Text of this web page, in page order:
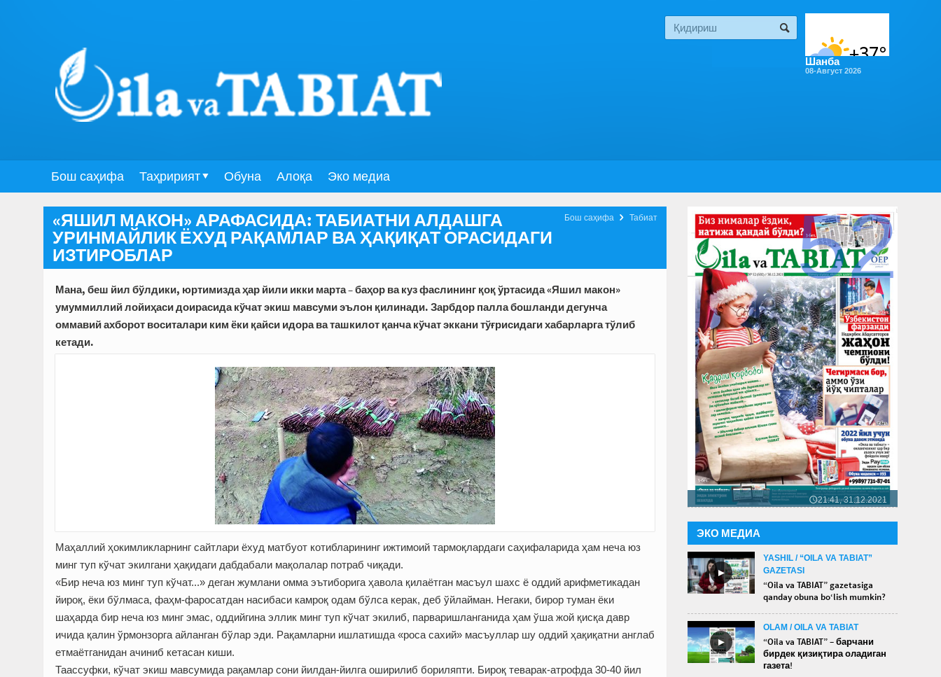
Шанба
08-Август 2026
Бош саҳифа Таҳририят Обуна Алоқа Эко медиа
Табиат

Бош саҳифа
«ЯШИЛ МАКОН» АРАФАСИДА: ТАБИАТНИ АЛДАШГА
УРИНМАЙЛИК ЁХУД РАҚАМЛАР ВА ҲАҚИҚАТ ОРАСИДАГИ
ИЗТИРОБЛАР
Мана, беш йил бўлдики, юртимизда ҳар йили икки марта – баҳор ва куз фаслининг қоқ ўртасида «Яшил макон»
умуммиллий лойиҳаси доирасида кўчат экиш мавсуми эълон қилинади. Зарбдор палла бошланди дегунча
оммавий ахборот воситалари ким ёки қайси идора ва ташкилот қанча кўчат эккани тўғрисидаги хабарларга тўлиб
кетади.
Маҳаллий ҳокимликларнинг сайтлари ёхуд матбуот котибларининг ижтимоий тармоқлардаги саҳифаларида ҳам неча юз
минг туп кўчат экилгани ҳақидаги дабдабали мақолалар потраб чиқади.
«Бир неча юз минг туп кўчат...» деган жумлани омма эътиборига ҳавола қилаётган масъул шахс ё оддий арифметикадан
йироқ, ёки бўлмаса, фаҳм-фаросатдан насибаси камроқ одам бўлса керак, деб ўйлайман. Негаки, бирор туман ёки
шаҳарда бир неча юз минг эмас, оддийгина эллик минг туп кўчат экилиб, парваришланганида ҳам ўша жой қисқа давр
ичида қалин ўрмонзорга айланган бўлар эди. Рақамларни ишлатишда «роса сахий» масъуллар шу оддий ҳақиқатни англаб
етмаётганидан ачиниб кетасан киши.
Таассуфки, кўчат экиш мавсумида рақамлар сони йилдан-йилга оширилиб бориляпти. Бироқ теварак-атрофда 30-40 йил
🕔21:41, 31.12.2021
52
ЭКО МЕДИА
►
YASHIL / “OILA VA TABIAT”
GAZETASI
“Oila va TABIAT” gazetasiga
qanday obuna bo‘lish mumkin?
►
OLAM / OILA VA TABIAT
“Oila va TABIAT” – барчани
бирдек қизиқтира оладиган
газета!